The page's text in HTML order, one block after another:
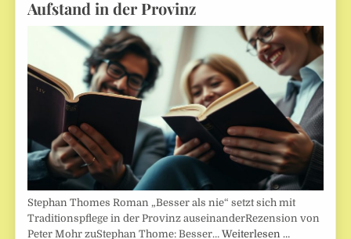
Aufstand in der Provinz
Stephan Thomes Roman „Besser als nie“ setzt sich mit
Traditionspflege in der Provinz auseinanderRezension von
Peter Mohr zuStephan Thome: Besser…Weiterlesen …